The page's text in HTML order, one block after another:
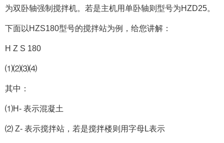
为双卧轴强制搅拌机。若是主机用单卧轴则型号为HZD25。
下面以HZS180型号的搅拌站为例，给您讲解：
H Z S 180
⑴⑵⑶⑷
其中：
⑴H- 表示混凝土
⑵ Z- 表示搅拌站，若是搅拌楼则用字母L表示